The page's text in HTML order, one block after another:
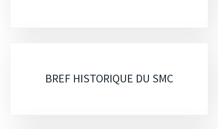
BREF HISTORIQUE DU SMC